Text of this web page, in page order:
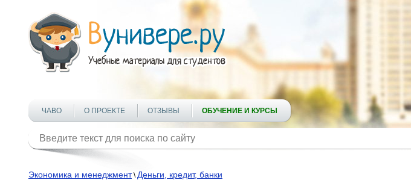
ЧАВО О ПРОЕКТЕ ОТЗЫВЫ ОБУЧЕНИЕ И КУРСЫ
Экономика и менеджмент\ Деньги, кредит, банки